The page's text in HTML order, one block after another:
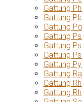
Gattung
Gattung
Gattung
Gattung
Gattung
Gattung
Gattung
Gattung
Gattung
Gattung